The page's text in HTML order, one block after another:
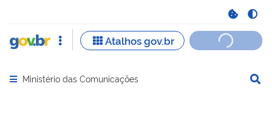
Abrir menu principal de navegação
Ministério das Comunicações